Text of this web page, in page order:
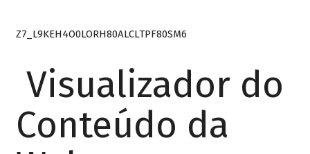
Z7_L9KEH4O0LORH80ALCLTPF80SM6
Visualizador do
Conteúdo da